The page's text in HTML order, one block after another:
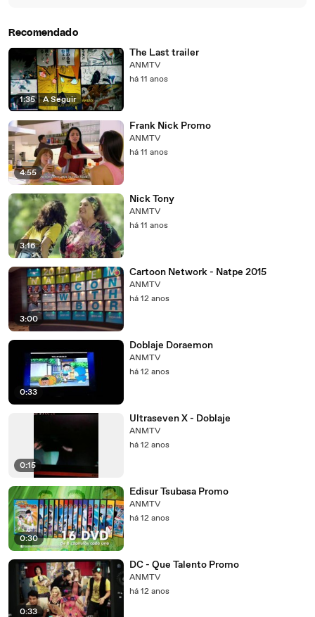
Recomendado
1:35 | A Seguir
The Last trailer
ANMTV
há 11 anos
4:55
Frank Nick Promo
ANMTV
há 11 anos
3:16
Nick Tony
ANMTV
há 11 anos
3:00
Cartoon Network - Natpe 2015
ANMTV
há 12 anos
0:33
Doblaje Doraemon
ANMTV
há 12 anos
0:15
Ultraseven X - Doblaje
ANMTV
há 12 anos
0:30
Edisur Tsubasa Promo
ANMTV
há 12 anos
0:33
DC - Que Talento Promo
ANMTV
há 12 anos